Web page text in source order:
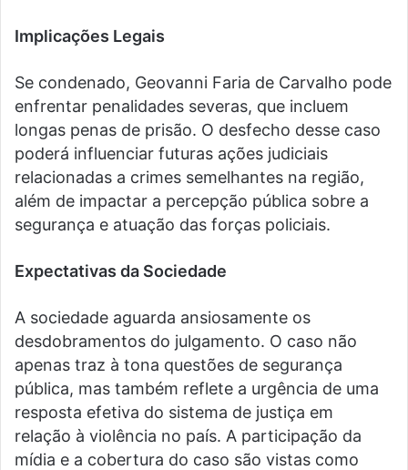
Implicações Legais
Se condenado, Geovanni Faria de Carvalho pode
enfrentar penalidades severas, que incluem
longas penas de prisão. O desfecho desse caso
poderá influenciar futuras ações judiciais
relacionadas a crimes semelhantes na região,
além de impactar a percepção pública sobre a
segurança e atuação das forças policiais.
Expectativas da Sociedade
A sociedade aguarda ansiosamente os
desdobramentos do julgamento. O caso não
apenas traz à tona questões de segurança
pública, mas também reflete a urgência de uma
resposta efetiva do sistema de justiça em
relação à violência no país. A participação da
mídia e a cobertura do caso são vistas como